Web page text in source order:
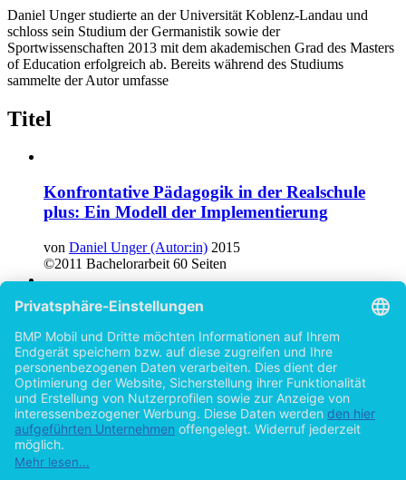
Daniel Unger studierte an der Universität Koblenz-Landau und
schloss sein Studium der Germanistik sowie der
Sportwissenschaften 2013 mit dem akademischen Grad des Masters
of Education erfolgreich ab. Bereits während des Studiums
sammelte der Autor umfasse
Titel
Konfrontative Pädagogik in der Realschule
plus: Ein Modell der Implementierung
von Daniel Unger (Autor:in) 2015
©2011 Bachelorarbeit 60 Seiten
Charlotte Roche - eine Popliteratin? Eine
exemplarische Analyse der Werke Feuchtgebiete
(2008) und Schoßgebete (2011) bezüglich ihrer
Zugehörigkeit zur literarischen
Entwicklungslinie der Popliteratur
vonDaniel Unger (Autor:in) 2015
©2013